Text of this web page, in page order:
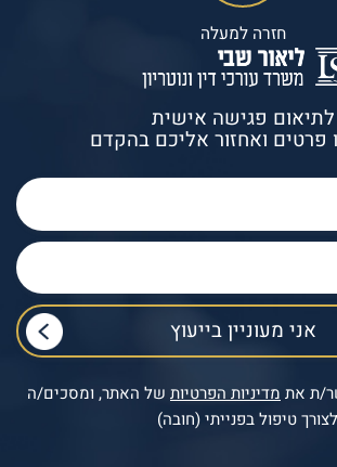
חזרה למעלה
לתיאום פגישה אישית
פרטים ואחזור אליכם בהקדם
ת את מדיניות הפרטיות של האתר, ומסכים/ה
טיפול בפנייתי (חובה)